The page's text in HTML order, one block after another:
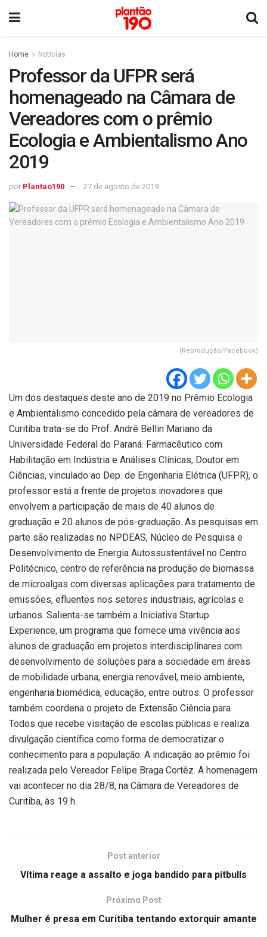
Home Notícias
Professor da UFPR será
homenageado na Câmara de
Vereadores com o prêmio
Ecologia e Ambientalismo Ano
2019
por Plantao190 27 de agosto de 2019
(Reprodução/Facebook)
Um dos destaques deste ano de 2019 no Prêmio Ecologia
e Ambientalismo concedido pela câmara de vereadores de
Curitiba trata-se do Prof. André Bellin Mariano da
Universidade Federal do Paraná. Farmacêutico com
Habilitação em Indústria e Análises Clínicas, Doutor em
Ciências, vinculado ao Dep. de Engenharia Elétrica (UFPR), o
professor está a frente de projetos inovadores que
envolvem a participação de mais de 40 alunos de
graduação e 20 alunos de pós-graduação. As pesquisas em
parte são realizadas no NPDEAS, Núcleo de Pesquisa e
Desenvolvimento de Energia Autossustentável no Centro
Politécnico, centro de referência na produção de biomassa
de microalgas com diversas aplicações para tratamento de
emissões, efluentes nos setores industriais, agrícolas e
urbanos. Salienta-se também a Iniciativa Startup
Experience, um programa que fornece uma vivência aos
alunos de graduação em projetos interdisciplinares com
desenvolvimento de soluções para a sociedade em áreas
de mobilidade urbana, energia renovável, meio ambiente,
engenharia biomédica, educação, entre outros. O professor
também coordena o projeto de Extensão Ciência para
Todos que recebe visitação de escolas públicas e realiza
divulgação científica como forma de democratizar o
conhecimento para a população. A indicação ao prêmio foi
realizada pelo Vereador Felipe Braga Cortêz. A homenagem
vai acontecer no dia 28/8, na Câmara de Vereadores de
Curitiba, às 19 h.
Post anterior
Vítima reage a assalto e joga bandido para pitbulls
Próximo Post
Mulher é presa em Curitiba tentando extorquir amante